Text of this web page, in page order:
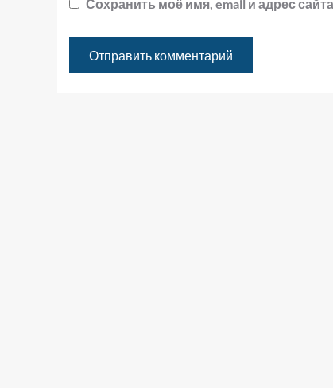
Сохранить моё имя, email и адрес